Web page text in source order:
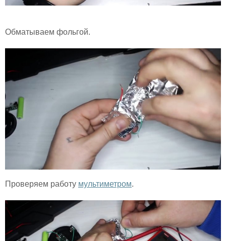
Обматываем фольгой.
Проверяем работу мультиметром.